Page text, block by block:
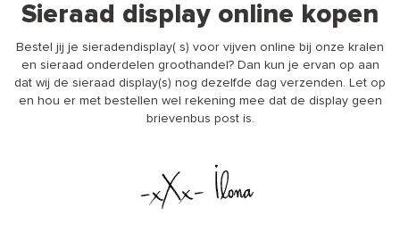
Sieraad display online kopen
Bestel jij je sieradendisplay( s) voor vijven online bij onze kralen
en sieraad onderdelen groothandel? Dan kun je ervan op aan
dat wij de sieraad display(s) nog dezelfde dag verzenden. Let op
en hou er met bestellen wel rekening mee dat de display geen
brievenbus post is.